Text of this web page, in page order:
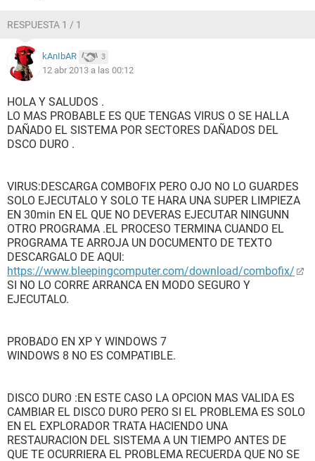
RESPUESTA 1 / 1
kAnIbAR 3
12 abr 2013 a las 00:12
HOLA Y SALUDOS .
LO MAS PROBABLE ES QUE TENGAS VIRUS O SE HALLA
DAÑADO EL SISTEMA POR SECTORES DAÑADOS DEL
DSCO DURO .
VIRUS:DESCARGA COMBOFIX PERO OJO NO LO GUARDES
SOLO EJECUTALO Y SOLO TE HARA UNA SUPER LIMPIEZA
EN 30min EN EL QUE NO DEVERAS EJECUTAR NINGUNN
OTRO PROGRAMA .EL PROCESO TERMINA CUANDO EL
PROGRAMA TE ARROJA UN DOCUMENTO DE TEXTO
DESCARGALO DE AQUI:
https://www.bleepingcomputer.com/download/combofix/
SI NO LO CORRE ARRANCA EN MODO SEGURO Y
EJECUTALO.
PROBADO EN XP Y WINDOWS 7
WINDOWS 8 NO ES COMPATIBLE.
DISCO DURO :EN ESTE CASO LA OPCION MAS VALIDA ES
CAMBIAR EL DISCO DURO PERO SI EL PROBLEMA ES SOLO
EN EL EXPLORADOR TRATA HACIENDO UNA
RESTAURACION DEL SISTEMA A UN TIEMPO ANTES DE
QUE TE OCURRIERA EL PROBLEMA RECUERDA QUE NO SE